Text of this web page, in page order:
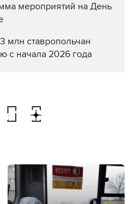
мероприятий на День
млн ставропольчан
с начала 2026 года